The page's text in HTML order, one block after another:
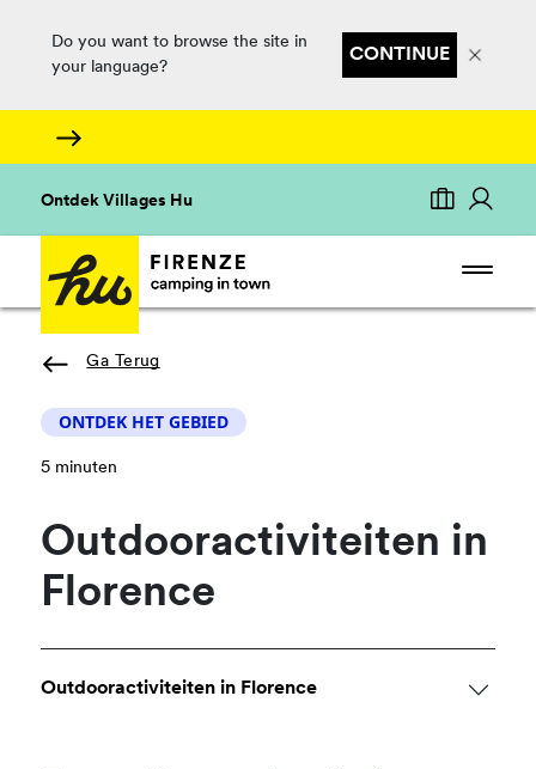
Do you want to browse the site in
your language?
CONTINUE
Ontdek Villages Hu
Ga Terug
ONTDEK HET GEBIED
5 minuten
Outdooractiviteiten in
Florence
Outdooractiviteiten in Florence